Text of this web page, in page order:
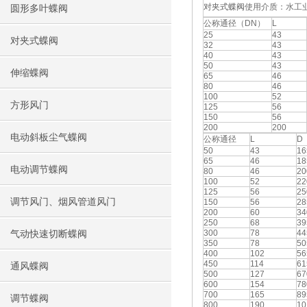
圆形多叶蝶阀
对夹式蝶阀
伸缩蝶阀
方形风门
电动斜板尘气蝶阀
电动调节蝶阀
调节风门、烟风管道风门
气动快速切断蝶阀
通风蝶阀
调节蝶阀
对夹式蝶阀使用介质：水工
公称通径（DN）
L
25
43
32
43
40
43
50
43
65
46
80
46
100
52
125
56
150
56
200
200
公称通径
L
D
50
43
65
46
80
46
100
52
125
56
150
56
200
60
250
68
300
78
350
78
400
102
450
114
500
127
600
154
700
165
800
190